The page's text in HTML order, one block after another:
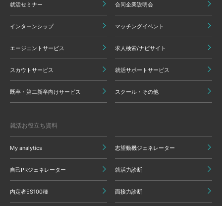
就活セミナー 合同企業説明会
インターンシップ マッチングイベント
エージェントサービス 求人検索/ナビサイト
スカウトサービス 就活サポートサービス
既卒・第二新卒向けサービス スクール・その他
就活お役立ち資料
My analytics 志望動機ジェネレーター
自己PRジェネレーター 就活力診断
内定者ES100種 面接力診断